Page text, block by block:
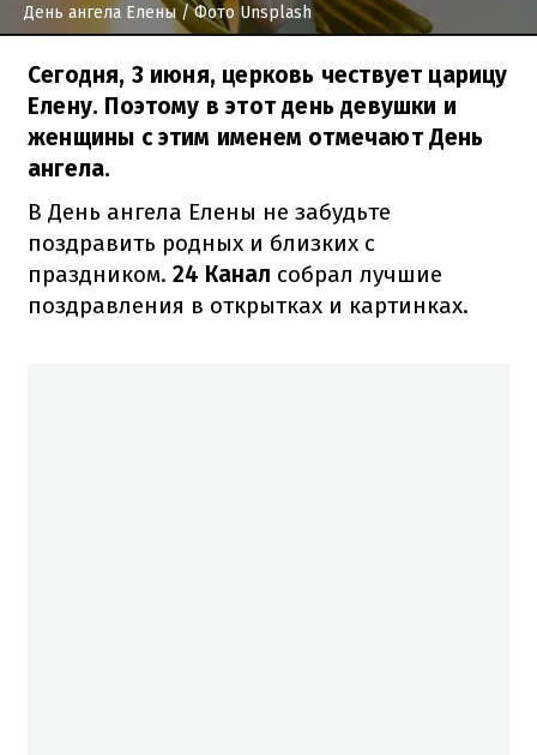
День ангела Елены / Фото Unsplash
Сегодня, 3 июня, церковь чествует царицу
Елену. Поэтому в этот день девушки и
женщины с этим именем отмечают День
ангела.
В День ангела Елены не забудьте
поздравить родных и близких с
праздником. 24 Канал собрал лучшие
поздравления в открытках и картинках.